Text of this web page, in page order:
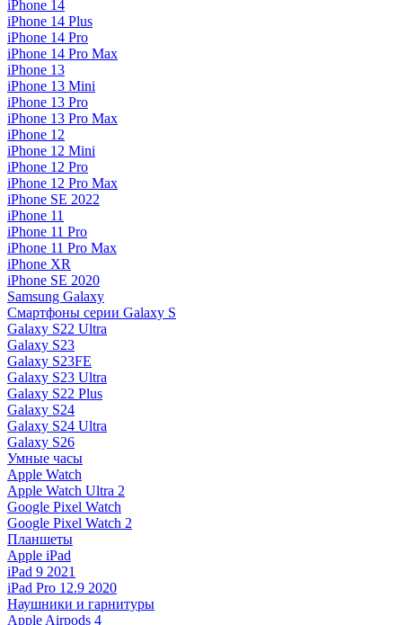
iPhone 14
iPhone 14 Plus
iPhone 14 Pro
iPhone 14 Pro Max
iPhone 13
iPhone 13 Mini
iPhone 13 Pro
iPhone 13 Pro Max
iPhone 12
iPhone 12 Mini
iPhone 12 Pro
iPhone 12 Pro Max
iPhone SE 2022
iPhone 11
iPhone 11 Pro
iPhone 11 Pro Max
iPhone XR
iPhone SE 2020
Samsung Galaxy
Смартфоны серии Galaxy S
Galaxy S22 Ultra
Galaxy S23
Galaxy S23FE
Galaxy S23 Ultra
Galaxy S22 Plus
Galaxy S24
Galaxy S24 Ultra
Galaxy S26
Умные часы
Apple Watch
Apple Watch Ultra 2
Google Pixel Watch
Google Pixel Watch 2
Планшеты
Apple iPad
iPad 9 2021
iPad Pro 12.9 2020
Наушники и гарнитуры
Apple Airpods 4